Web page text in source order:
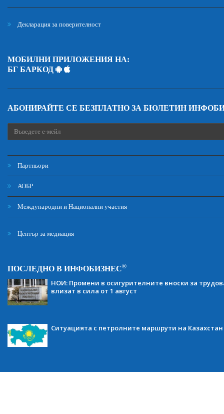
Декларация за поверителност
МОБИЛНИ ПРИЛОЖЕНИЯ НА:
БГ БАРКОД
АБОНИРАЙТЕ СЕ БЕЗПЛАТНО ЗА БЮЛЕТИН
Партньори
АОБР
Международни и Национални участия
Център за медиация
ПОСЛЕДНО В ИНФОБИЗНЕС®
НОИ: Промени в осигурителните вноски за
влизат в сила от 1 август
Ситуацията с петролните маршрути на Казахстан